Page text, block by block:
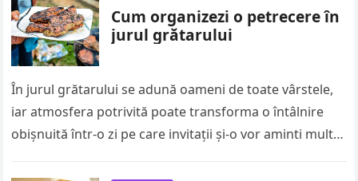
Cum organizezi o petrecere în
jurul grătarului
În jurul grătarului se adună oameni de toate vârstele,
iar atmosfera potrivită poate transforma o întâlnire
obișnuită într-o zi pe care invitații și-o vor aminti mult